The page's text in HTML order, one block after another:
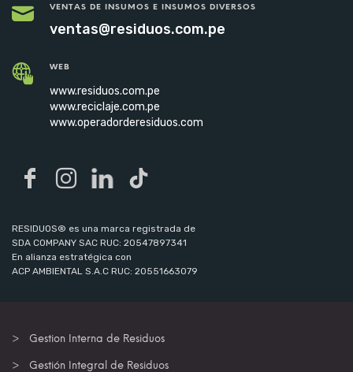
VENTAS DE INSUMOS E INSUMOS DIVERSOS
ventas@residuos.com.pe
WEB
www.residuos.com.pe
www.reciclaje.com.pe
www.operadorderesiduos.com
RESIDUOS® es una marca registrada de
SDA COMPANY SAC RUC: 20547897341
En alianza estratégica con
ACP AMBIENTAL S.A.C RUC: 20551663079
Gestion Interna de Residuos
Gestión Integral de Residuos